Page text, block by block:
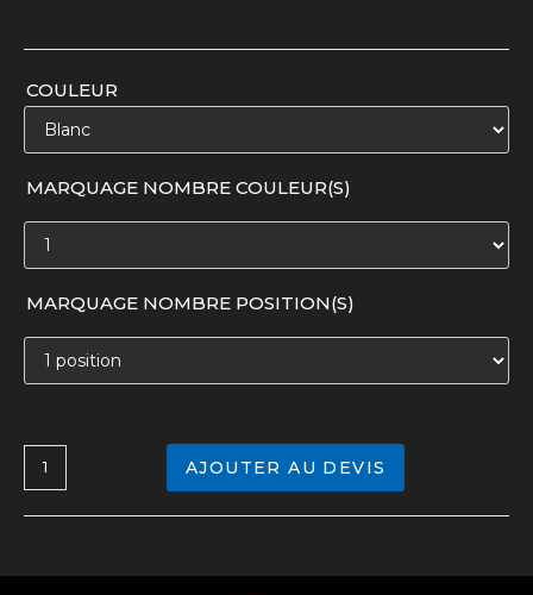
COULEUR
MARQUAGE NOMBRE COULEUR(S)
MARQUAGE NOMBRE POSITION(S)
AJOUTER AU DEVIS